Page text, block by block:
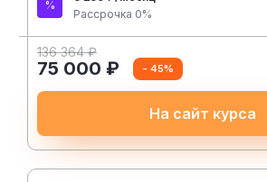
Рассрочка 0%
136 364 ₽
75 000 ₽ - 45%
На сайт курса